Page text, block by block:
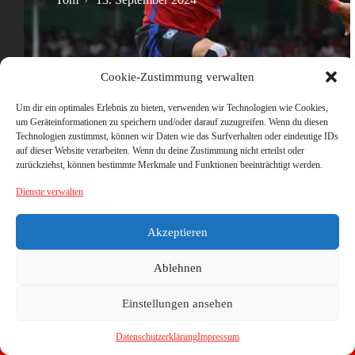
Cookie-Zustimmung verwalten
Um dir ein optimales Erlebnis zu bieten, verwenden wir Technologien wie Cookies,
um Geräteinformationen zu speichern und/oder darauf zuzugreifen. Wenn du diesen
Technologien zustimmst, können wir Daten wie das Surfverhalten oder eindeutige IDs
auf dieser Website verarbeiten. Wenn du deine Zustimmung nicht erteilst oder
zurückziehst, können bestimmte Merkmale und Funktionen beeinträchtigt werden.
Dienste verwalten
Akzeptieren
Ablehnen
Einstellungen ansehen
DatenschutzerklärungImpressum